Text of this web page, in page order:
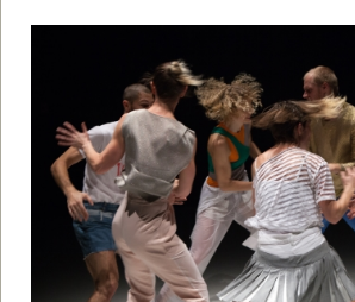
dobozba,
radioaktív
sugárzást
eresztünk